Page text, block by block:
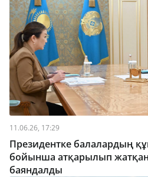
11.06.26, 17:29
Президентке балалардың
бойынша атқарылып
баяндалды